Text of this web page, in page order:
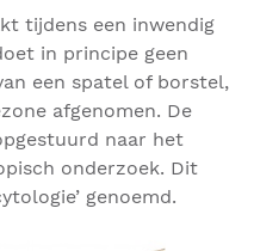
tijdens een inwendig
in principe geen
een spatel of borstel,
afgenomen. De
naar het
onderzoek. Dit
genoemd.